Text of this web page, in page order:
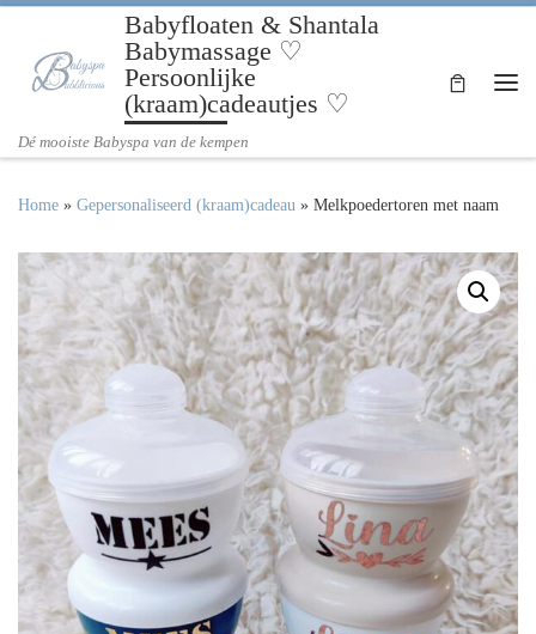
Ga naar inhoudBabyfloaten & Shantala
Babymassage ♡
Persoonlijke
(kraam)cadeautjes ♡
Dé mooiste Babyspa van de kempen
Home » Gepersonaliseerd (kraam)cadeau » Melkpoedertoren met naam